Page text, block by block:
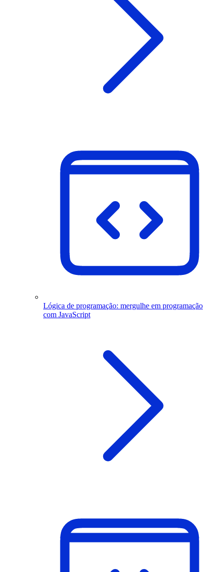
Lógica de programação: mergulhe em programação
com JavaScript